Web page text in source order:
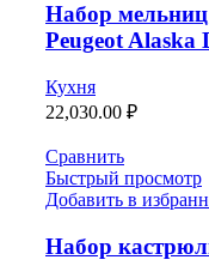
Набор мельниц
Peugeot Alaska
Кухня
22,030.00 ₽
Сравнить
Быстрый просмотр
Добавить в
Набор